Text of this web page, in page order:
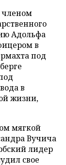
членом
Адольфа
в
под
в
жизни,
мягкой
Вучича
лидер
свое